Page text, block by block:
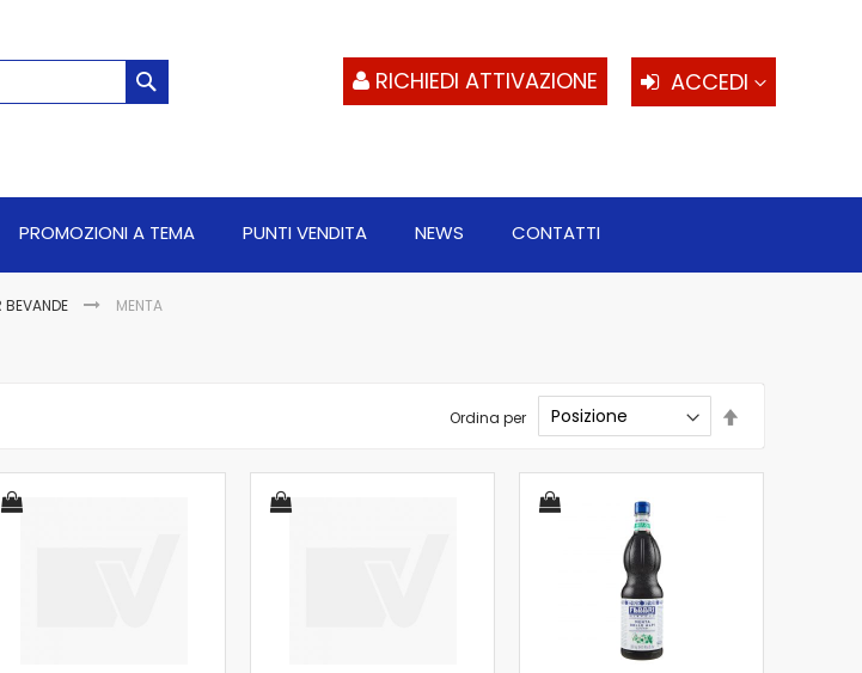
ACCEDI
RICHIEDI ATTIVAZIONE
PROMOZIONI A TEMA PUNTI VENDITA NEWS CONTATTI
BEVANDE MENTA
Ordina per
direzione
decrescente